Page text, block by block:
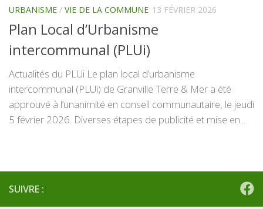
URBANISME / VIE DE LA COMMUNE 13 FÉVRIER 2026
Plan Local d’Urbanisme
intercommunal (PLUi)
Actualités du PLUi Le plan local d’urbanisme
intercommunal (PLUi) de Granville Terre & Mer a été
approuvé à l’unanimité en conseil communautaire, le jeudi
5 février 2026. Diverses étapes de publicité et mise en...
SUIVRE :